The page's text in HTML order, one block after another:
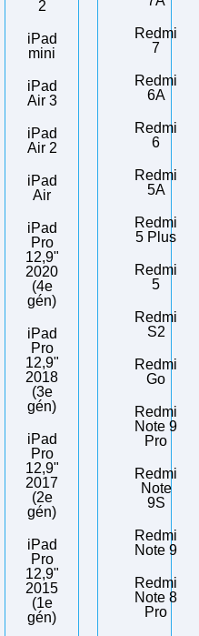
2
iPad
mini
iPad
Air 3
iPad
Air 2
iPad
Air
iPad
Pro
12,9"
2020
(4e
gén)
iPad
Pro
12,9"
2018
(3e
gén)
iPad
Pro
12,9"
2017
(2e
gén)
iPad
Pro
12,9"
2015
(1e
gén)
Redmi
7
Redmi
6A
Redmi
6
Redmi
5A
Redmi
5 Plus
Redmi
5
Redmi
S2
Redmi
Go
Redmi
Note 9
Pro
Redmi
Note
9S
Redmi
Note 9
Redmi
Note 8
Pro